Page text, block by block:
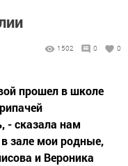
1502 0 0
прошел в школе
- сказала нам
зале мои родные,
и Вероника